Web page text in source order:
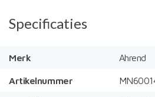
Specificaties
Merk Ahrend
Artikelnummer